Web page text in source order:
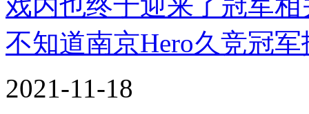
不知道南京Hero久竞冠
2021-11-18